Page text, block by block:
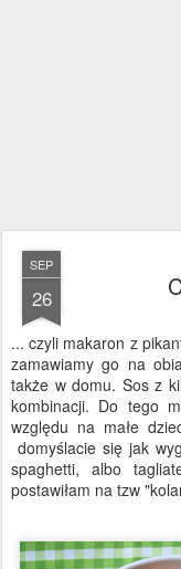
SEP
26
... czyli makaron z
zamawiamy go na
także w domu. Sos z
kombinacji. Do tego
względu na małe
domyślacie się jak
spaghetti, albo
postawiłam na tzw